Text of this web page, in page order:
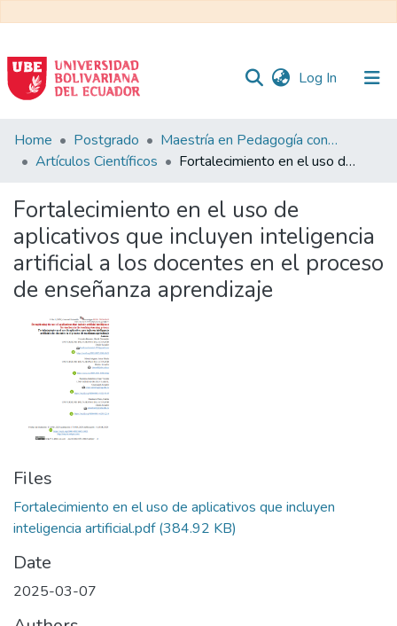
Log In (current)
Communities
&
All of DSpace
Statistics
Home Postgrado
Maestría en Pedagogía con Mención en Formación Técnica y Profesional
Artículos Científicos
Fortalecimiento en el uso de aplicativos que incluyen inteligencia artificial a los docentes en el proceso de enseñanza aprendizaje
Fortalecimiento en el uso de
aplicativos que incluyen inteligencia
artificial a los docentes en el proceso
de enseñanza aprendizaje
Files
Fortalecimiento en el uso de aplicativos que incluyen
inteligencia artificial.pdf(384.92 KB)
Date
2025-03-07